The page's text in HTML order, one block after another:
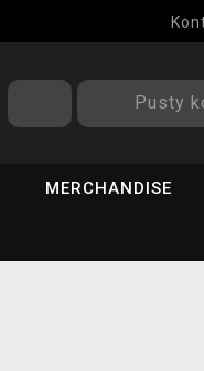
Pusty
MERCHANDISE